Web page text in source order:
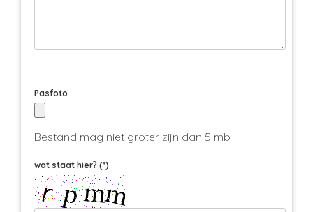
Pasfoto
Bestand mag niet groter zijn dan 5 mb
wat staat hier? (*)